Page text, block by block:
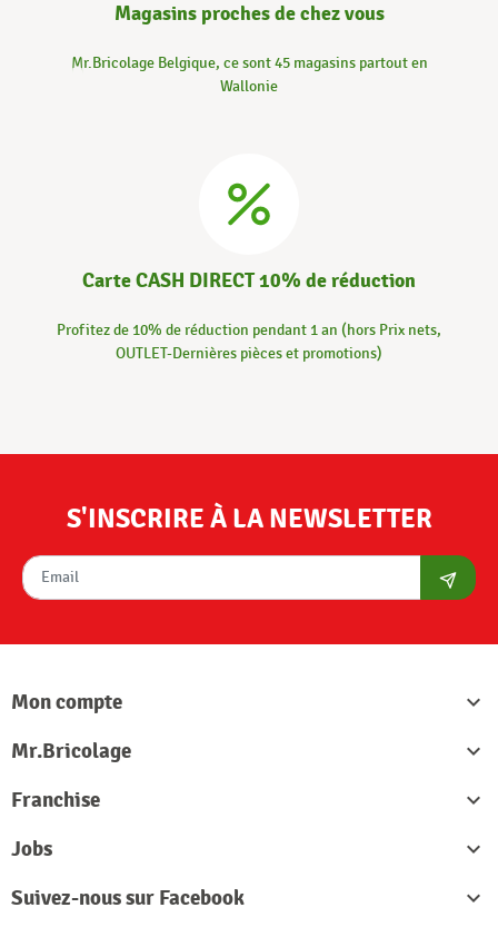
Magasins proches de chez vous
Mr.Bricolage Belgique, ce sont 45 magasins partout en
Wallonie
Carte CASH DIRECT 10% de réduction
Profitez de 10% de réduction pendant 1 an (hors Prix nets,
OUTLET-Dernières pièces et promotions)
S'INSCRIRE À LA NEWSLETTER
Mon compte

Mr.Bricolage

Franchise

Jobs

Suivez-nous sur Facebook
